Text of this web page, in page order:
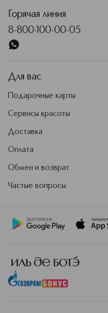
Горячая линия
8-800-100-00-05
Для вас
Подарочные карты
Сервисы красоты
Доставка
Оплата
Обмен и возврат
Частые вопросы